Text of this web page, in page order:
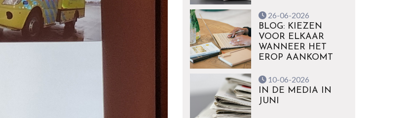
26-06-2026
BLOG: KIEZEN
VOOR ELKAAR
WANNEER HET
EROP AANKOMT
10-06-2026
IN DE MEDIA IN
JUNI